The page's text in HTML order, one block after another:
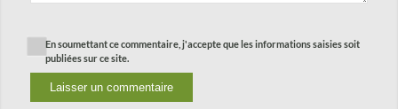
En soumettant ce commentaire, j'accepte que les informations saisies soit
publiées sur ce site.